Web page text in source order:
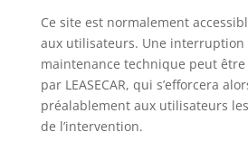
Ce site est normalement
aux utilisateurs. Une interruption
maintenance technique peut
par LEASECAR, qui s’efforcera
préalablement aux utilisateurs
de l’intervention.